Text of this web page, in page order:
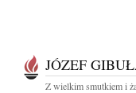
JÓZEF
Z wielkim smutkiem i